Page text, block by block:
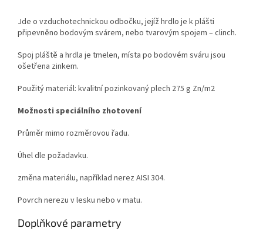
Jde o vzduchotechnickou odbočku, jejíž hrdlo je k plášti
připevněno bodovým svárem, nebo tvarovým spojem – clinch.
Spoj pláště a hrdla je tmelen, místa po bodovém sváru jsou
ošetřena zinkem.
Použitý materiál: kvalitní pozinkovaný plech 275 g Zn/m2
Možnosti speciálního zhotovení
Průměr mimo rozměrovou řadu.
Úhel dle požadavku.
změna materiálu, například nerez AISI 304.
Povrch nerezu v lesku nebo v matu.
Doplňkové parametry